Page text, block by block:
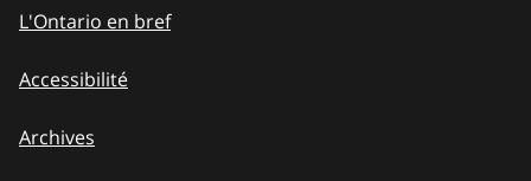
L'Ontario en bref
Accessibilité
Archives